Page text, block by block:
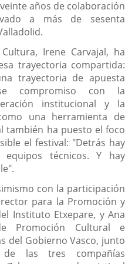
años de colaboración
a más de sesenta
Irene Carvajal, ha
trayectoria compartida:
trayectoria de apuesta
compromiso con la
institucional y la
una herramienta de
también ha puesto el foco
el festival: "Detrás hay
equipos técnicos. Y hay
con la participación
para la Promoción y
Instituto Etxepare, y Ana
Promoción Cultural e
del Gobierno Vasco, junto
las tres compañías